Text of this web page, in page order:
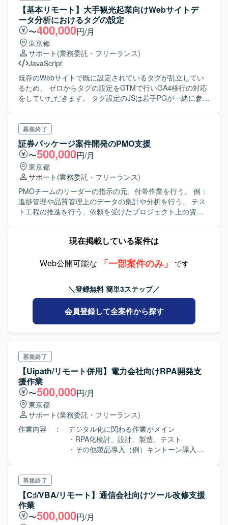
【基本リモート】大手観光起業向けWebサイトデ
ータ分析におけるタグの設定
〜400,000円/月
東京都
サポート (業務委託・フリーランス)
JavaScript
既存のWebサイトで既に設定されているタグが乱立してい
るため、 ゼロからタグの設定をGTMで行いGA4移行の対応
をしていただきます。 タグ設定のJSは若手PGが一緒に参画
募集終了
証券パッケージ案件開発のPMO支援
〜500,000円/月
東京都
サポート (業務委託・フリーランス)
PMOチームのリーダーの指示の元、付帯作業を行う。 例：
進捗管理や品質管理上のデータの集計や分析を行う、 テス
ト工程の推進を行う、依頼を受けたプロジェクト上の資料
現在掲載している案件は
Web公開可能な
「一部案件のみ」 です
＼登録無料 簡単3ステップ／
会員登録して全案件から探す
募集終了
【Uipath/リモート併用】電力会社向けRPA開発支
援作業
〜500,000円/月
東京都
サポート (業務委託・フリーランス)
作業内容 ： デジタル化に関わる作業がメイン
・RPA化検討、設計、製造、テスト
・その他製品導入（例）キントーン導入な
募集終了
【C♯/VBA/リモート】通信会社向けツール改修支援
作業
〜500,000円/月